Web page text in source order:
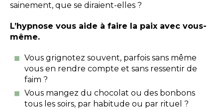
sainement, que se diraient-elles ?
L’hypnose vous aide à faire la paix avec vous-
même.
Vous grignotez souvent, parfois sans même
vous en rendre compte et sans ressentir de
faim ?
Vous mangez du chocolat ou des bonbons
tous les soirs, par habitude ou par rituel ?